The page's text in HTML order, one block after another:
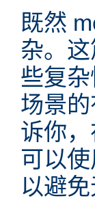
既然
杂。
些复
场景
诉你
可以
以避免